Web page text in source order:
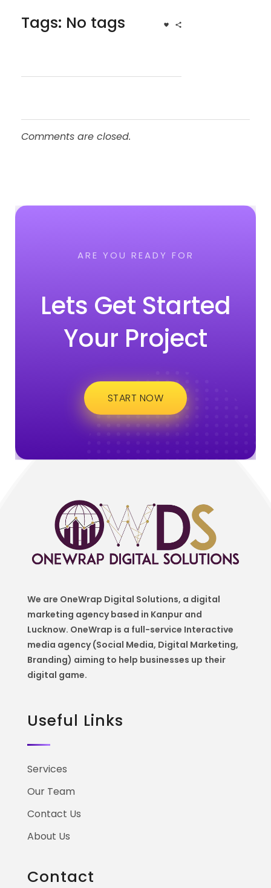
Tags: No tags
Comments are closed.
ARE YOU READY FOR
Lets Get Started
Your Project
START NOW
We are OneWrap Digital Solutions, a digital
marketing agency based in Kanpur and
Lucknow. OneWrap is a full-service Interactive
media agency (Social Media, Digital Marketing,
Branding) aiming to help businesses up their
digital game.
Useful Links
Services
Our Team
Contact Us
About Us
Contact